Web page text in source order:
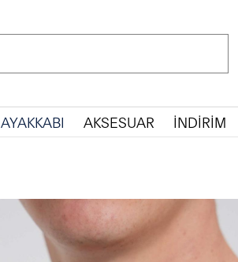
AYAKKABI AKSESUAR İNDİRİM